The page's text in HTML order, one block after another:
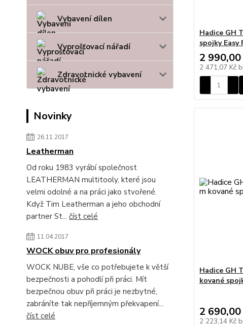
Vybavení dílen
Vyprošťovací nářadí
Zdravotnické vybavení
Novinky
26.11.2017
Leatherman
Od roku 1983 vyrábí společnost
LEATHERMAN multitooly, které jsou
velmi odolné a na práci jako stvořené.
Když Tim Leatherman a jeho obchodní
partner St... číst celé
11.04.2017
WOCK obuv pro profesionály
WOCK NUBE, vše co potřebujete k větší
bezpečnosti a pohodlí při práci. Mít
bezpečnou obuv při práci je nezbytné,
zabráníte tak nepříjemným překvapení...
číst celé
Hadice GH
spojky Easy
2 990,00
2 471,07 Kč
Hadice GH
kované
2 690,00
2 223,14 Kč